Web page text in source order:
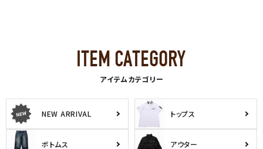
アイテムカテゴリー
NEW ARRIVAL トップス
ボトムス アウター